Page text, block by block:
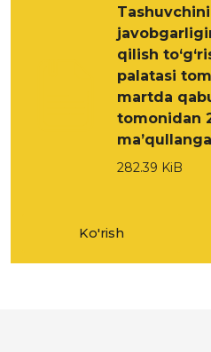
qilish
palatasi
martda
tomonidan
282.39 KiB
Ko'rish